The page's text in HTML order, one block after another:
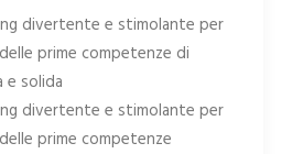
divertente e stimolante per
prime competenze di
e solida
divertente e stimolante per
prime competenze